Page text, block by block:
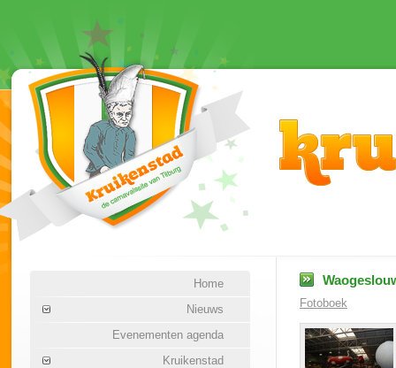
Home
Nieuws
Evenementen agenda
Kruikenstad
Fotoboek